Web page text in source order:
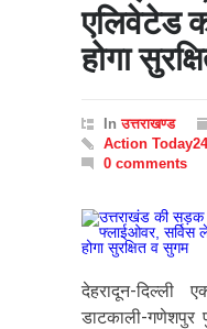
एलिवेटेड
होगा
Inउत्तराखण्ड
Action
0 comments
देहरादून-
डाटकाली-गणेशपुर